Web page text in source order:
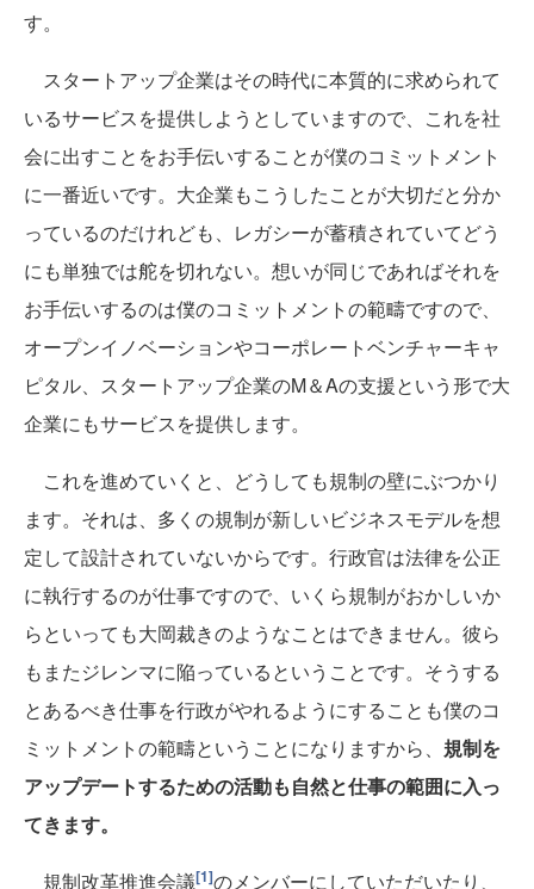
す。
スタートアップ企業はその時代に本質的に求められて
いるサービスを提供しようとしていますので、これを社
会に出すことをお手伝いすることが僕のコミットメント
に一番近いです。大企業もこうしたことが大切だと分か
っているのだけれども、レガシーが蓄積されていてどう
にも単独では舵を切れない。想いが同じであればそれを
お手伝いするのは僕のコミットメントの範疇ですので、
オープンイノベーションやコーポレートベンチャーキャ
ピタル、スタートアップ企業のM＆Aの支援という形で大
企業にもサービスを提供します。
これを進めていくと、どうしても規制の壁にぶつかり
ます。それは、多くの規制が新しいビジネスモデルを想
定して設計されていないからです。行政官は法律を公正
に執行するのが仕事ですので、いくら規制がおかしいか
らといっても大岡裁きのようなことはできません。彼ら
もまたジレンマに陥っているということです。そうする
とあるべき仕事を行政がやれるようにすることも僕のコ
ミットメントの範疇ということになりますから、 規制を
アップデートするための活動も自然と仕事の範囲に入っ
てきます。
規制改革推進会議[1]のメンバーにしていただいたり、